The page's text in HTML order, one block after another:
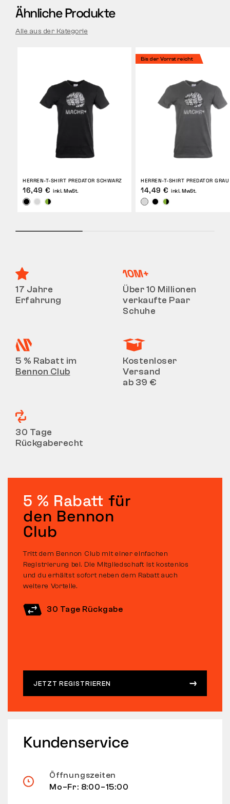
Ähnliche Produkte
Alle aus der Kategorie
HERREN-T-SHIRT PREDATOR SCHWARZ
16,49 € inkl. MwSt.
Bis der Vorrat reicht
HERREN-T-SHIRT PREDATOR GRAU
14,49 € inkl. MwSt.
17 Jahre
Erfahrung
Über 10 Millionen
verkaufte Paar
Schuhe
5 % Rabatt im
Bennon Club
Kostenloser
Versand
ab 39 €
30 Tage
Rückgaberecht
5 % Rabatt für
den Bennon
Club
Tritt dem Bennon Club mit einer einfachen
Registrierung bei. Die Mitgliedschaft ist kostenlos
und du erhältst sofort neben dem Rabatt auch
weitere Vorteile.
30 Tage Rückgabe
JETZT REGISTRIEREN
Kundenservice
Öffnungszeiten
Mo–Fr: 8:00–15:00